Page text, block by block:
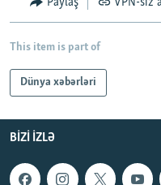
This item is part of
Dünya xəbərləri
BIZI IZLƏ